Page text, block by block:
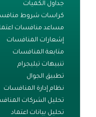
جداول الكميات
كراسات شروط
مساعد منافسات
إشعارات المنافسات
متابعة المنافسات
تنبيهات تيليجرام
تطبيق الجوال
نظام إدارة المنافسات
تحليل الشركات
تحليل بيانات اعتماد